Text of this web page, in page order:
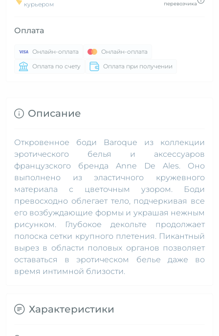
курьером
перевозчика
Оплата
Онлайн-оплата
Онлайн-оплата
Оплата по счету
Оплата при получении
Описание
Откровенное боди Baroque из коллекции
эротического белья и аксессуаров
французского бренда Anne De Ales. Оно
выполнено из эластичного кружевного
материала с цветочным узором. Боди
превосходно облегает тело, подчеркивая все
его возбуждающие формы и украшая нежным
рисунком. Глубокое декольте продолжает
полоска сетки крупного плетения. Пикантный
вырез в области половых органов позволяет
оставаться в эротическом белье даже во
время интимной близости.
Характеристики